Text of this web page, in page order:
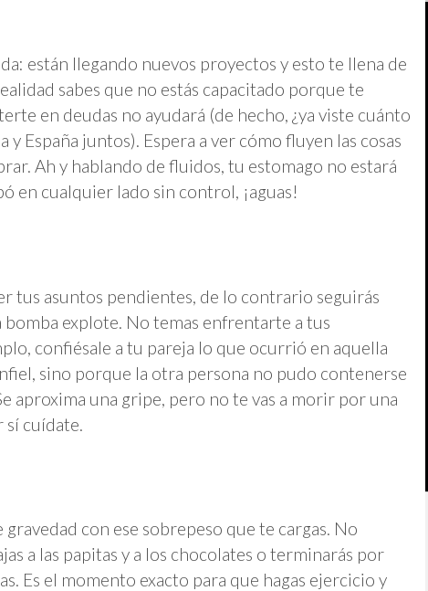
están llegando nuevos proyectos y esto te llena de
sabes que no estás capacitado porque te
en deudas no ayudará (de hecho, ¿ya viste cuánto
y España juntos). Espera a ver cómo fluyen las cosas
Ah y hablando de fluidos, tu estomago no estará
en cualquier lado sin control, ¡aguas!
tus asuntos pendientes, de lo contrario seguirás
explote. No temas enfrentarte a tus
confiésale a tu pareja lo que ocurrió en aquella
sino porque la otra persona no pudo contenerse
aproxima una gripe, pero no te vas a morir por una
cuídate.
gravedad con ese sobrepeso que te cargas. No
a las papitas y a los chocolates o terminarás por
Es el momento exacto para que hagas ejercicio y